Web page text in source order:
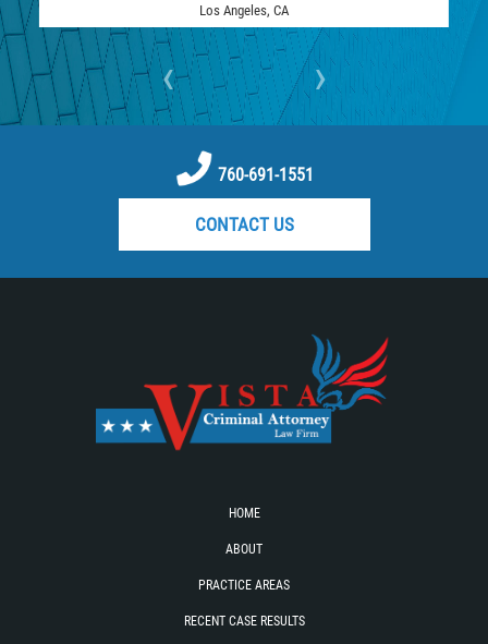
Misappropriation of Public Funds
RECENT CASE RESULTS
Testimonials
Contact Us
Los Angeles, CA
‹ ›
760-691-1551
CONTACT US
HOME
ABOUT
PRACTICE AREAS
RECENT CASE RESULTS